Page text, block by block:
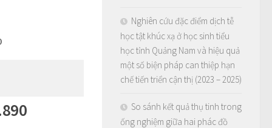
Nghiên cứu đặc điểm dịch tễ
học tật khúc xạ ở học sinh tiểu
học tỉnh Quảng Nam và hiệu quả
một số biện pháp can thiệp hạn
chế tiến triển cận thị (2023 – 2025)
So sánh kết quả thụ tinh trong
ống nghiệm giữa hai phác đồ